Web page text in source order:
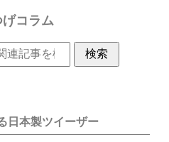
日本製ツイーザー